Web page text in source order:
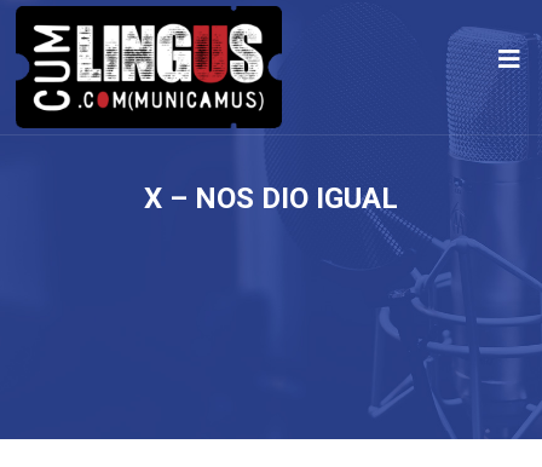
X – NOS DIO IGUAL